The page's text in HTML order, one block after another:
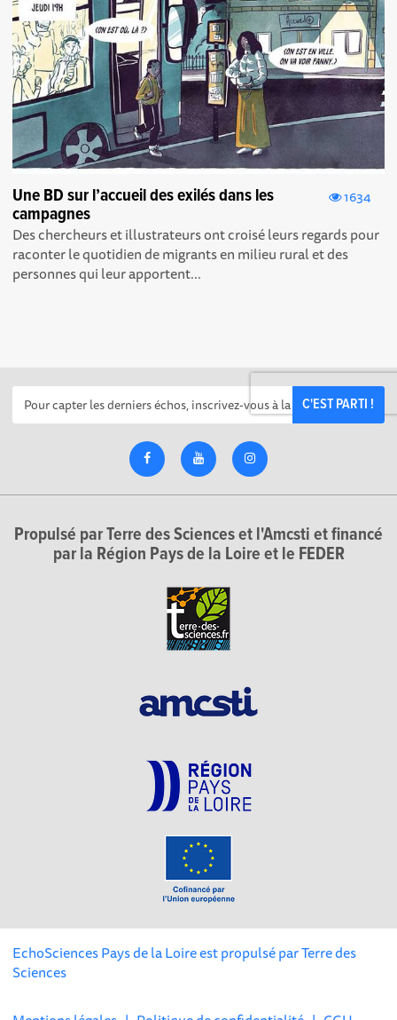
1634
Une BD sur l’accueil des exilés dans les
campagnes
Des chercheurs et illustrateurs ont croisé leurs regards pour
raconter le quotidien de migrants en milieu rural et des
personnes qui leur apportent...
C'EST PARTI !
Propulsé par Terre des Sciences et l'Amcsti et financé
par la Région Pays de la Loire et le FEDER
EchoSciences Pays de la Loire est propulsé parTerre des
Sciences